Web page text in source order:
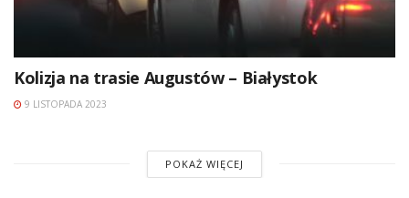
Kolizja na trasie Augustów – Białystok
9 LISTOPADA 2023
POKAŻ WIĘCEJ